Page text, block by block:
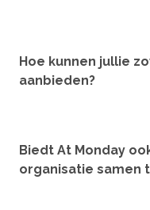
Hoe kunnen jullie
aanbieden?
Biedt At Monday
organisatie samen